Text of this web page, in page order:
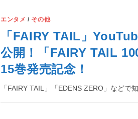
エンタメ / その他
「FAIRY TAIL」
公開！「FAIRY TAIL
15巻発売記念！
「FAIRY TAIL」「EDENS ZERO」などで